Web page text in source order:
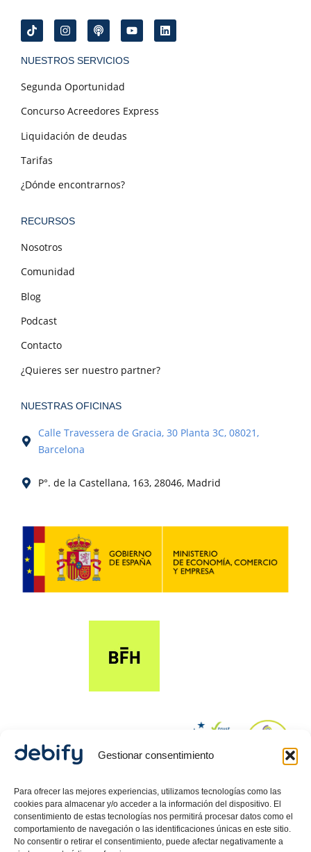
Gestionar consentimiento
Para ofrecer las mejores experiencias, utilizamos tecnologías como las
cookies para almacenar y/o acceder a la información del dispositivo. El
consentimiento de estas tecnologías nos permitirá procesar datos como el
comportamiento de navegación o las identificaciones únicas en este sitio.
No consentir o retirar el consentimiento, puede afectar negativamente a
NUESTROS SERVICIOS
Segunda Oportunidad
Concurso Acreedores Express
Liquidación de deudas
Tarifas
¿Dónde encontrarnos?
RECURSOS
Nosotros
Comunidad
Blog
Podcast
Contacto
¿Quieres ser nuestro partner?
NUESTRAS OFICINAS
Calle Travessera de Gracia, 30 Planta 3C, 08021,
Barcelona
P°. de la Castellana, 163, 28046, Madrid
© 2024 Debify – Derechos reservados.
Política de Privacidad